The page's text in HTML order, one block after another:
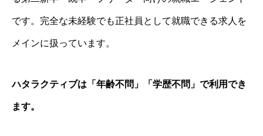
です。完全な未経験でも正社員として就職できる求人を
メインに扱っています。
ハタラクティブは「年齢不問」「学歴不問」で利用でき
ます。